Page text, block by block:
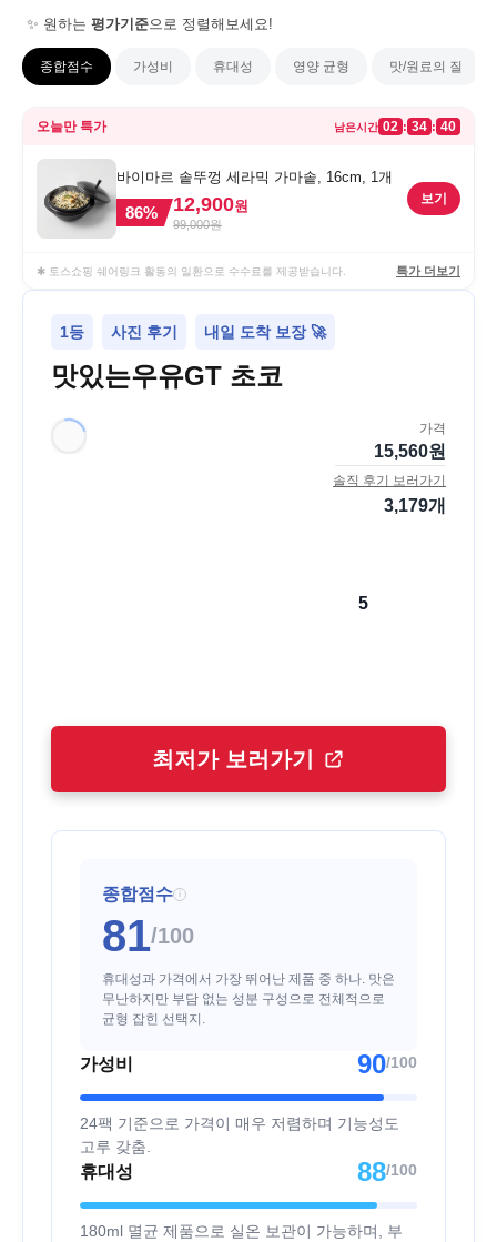
✨ 원하는 평가기준으로 정렬해보세요!
종합점수 가성비 휴대성 영양 균형 맛/원료의 질
오늘만 특가 남은시간 02 : 34 : 40
바이마르 솥뚜껑 세라믹 가마솥, 16cm, 1개
86% 12,900원
99,000원
보기
✱ 토스쇼핑 쉐어링크 활동의 일환으로 수수료를 제공받습니다. 특가 더보기
1등 사진 후기 내일 도착 보장 🚀
맛있는우유GT 초코
가격
15,560원
솔직 후기 보러가기
3,179개
5
최저가 보러가기
종합점수 i
81/100
휴대성과 가격에서 가장 뛰어난 제품 중 하나. 맛은
무난하지만 부담 없는 성분 구성으로 전체적으로
균형 잡힌 선택지.
가성비 90/100
24팩 기준으로 가격이 매우 저렴하며 기능성도
고루 갖춤.
휴대성 88/100
180ml 멸균 제품으로 실온 보관이 가능하며, 부